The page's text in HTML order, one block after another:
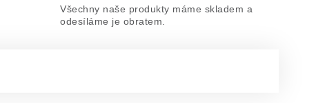
Všechny naše produkty máme skladem a
odesíláme je obratem.